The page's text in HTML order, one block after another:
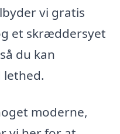
vi gratis
et skræddersyet
du kan
lethed.
moderne,